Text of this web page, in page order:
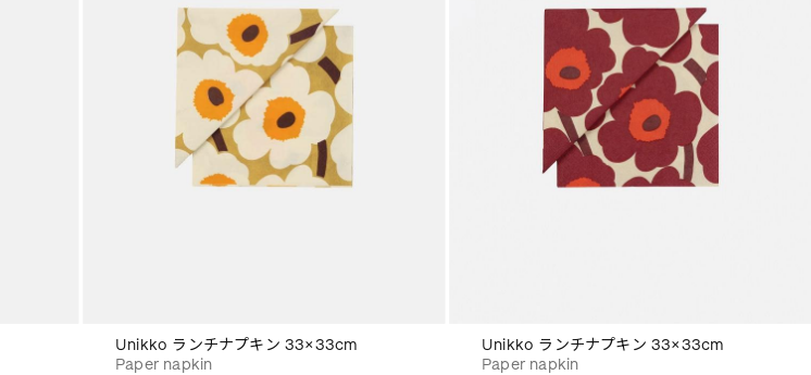
Unikko ランチナプキン 33×33cm
Paper napkin
Unikko ランチナプキン 33×33cm
Paper napkin